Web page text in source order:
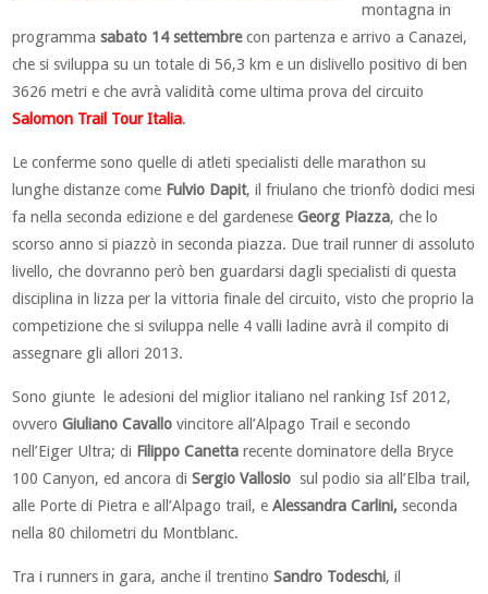
montagna in
programmasabato 14 settembrecon partenza e arrivo a Canazei,
che si sviluppa su un totale di 56,3 km e un dislivello positivo di ben
3626 metri e che avrà validità come ultima prova del circuito
Salomon Trail Tour Italia.
Le conferme sono quelle di atleti specialisti delle marathon su
lunghe distanze come Fulvio Dapit, il friulano che trionfò dodici mesi
fa nella seconda edizione e del gardeneseGeorg Piazza, che lo
scorso anno si piazzò in seconda piazza. Due trail runner di assoluto
livello, che dovranno però ben guardarsi dagli specialisti di questa
disciplina in lizza per la vittoria finale del circuito, visto che proprio la
competizione che si sviluppa nelle 4 valli ladine avrà il compito di
assegnare gli allori 2013.
Sono giunte le adesioni del miglior italiano nel ranking Isf 2012,
ovveroGiuliano Cavallo vincitore all’Alpago Trail e secondo
nell’Eiger Ultra; di Filippo Canetta recente dominatore della Bryce
100 Canyon, ed ancora diSergio Vallosio sul podio sia all’Elba trail,
alle Porte di Pietra e all’Alpago trail, eAlessandra Carlini, seconda
nella 80 chilometri du Montblanc.
Tra i runners in gara, anche il trentinoSandro Todeschi, il